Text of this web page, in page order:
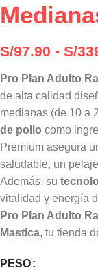
S/97.90 - S/
Pro Plan Adulto
de alta calidad
medianas (de 10 a
de pollo como
Premium asegura
saludable, un
Además, su
vitalidad y energía
Pro Plan Adulto
Mastica, tu tienda
PESO